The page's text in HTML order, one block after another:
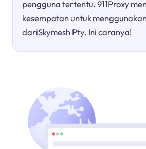
pengguna tertentu. 911Proxy
kesempatan untuk
dariSkymesh Pty. Ini caranya!